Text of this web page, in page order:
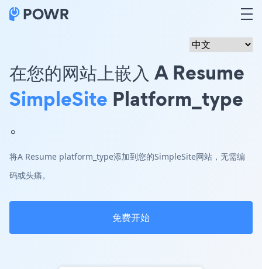
在您的网站上嵌入 A Resume
SimpleSite Platform_type
。
将A Resume platform_type添加到您的SimpleSite网站，无需编
码或头痛。
免费开始